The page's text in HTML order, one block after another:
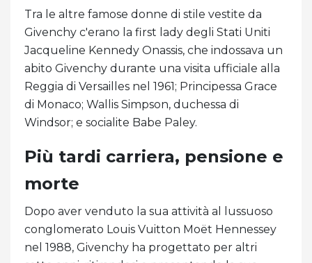
Tra le altre famose donne di stile vestite da
Givenchy c'erano la first lady degli Stati Uniti
Jacqueline Kennedy Onassis, che indossava un
abito Givenchy durante una visita ufficiale alla
Reggia di Versailles nel 1961; Principessa Grace
di Monaco; Wallis Simpson, duchessa di
Windsor; e socialite Babe Paley.
Più tardi carriera, pensione e
morte
Dopo aver venduto la sua attività al lussuoso
conglomerato Louis Vuitton Moët Hennessey
nel 1988, Givenchy ha progettato per altri